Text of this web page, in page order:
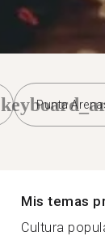
Punta
Mis temas
Cultura